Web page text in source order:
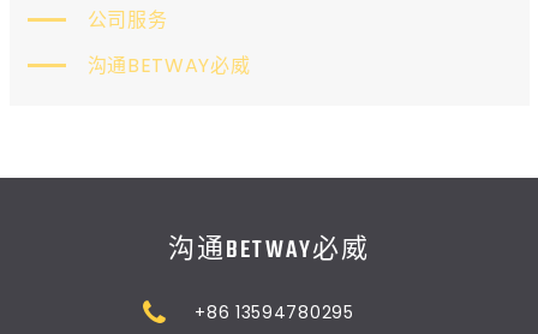
公司服务
沟通BETWAY必威
沟通BETWAY必威
+86 13594780295